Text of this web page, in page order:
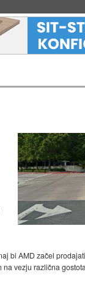
bi AMD začel
vezju različna